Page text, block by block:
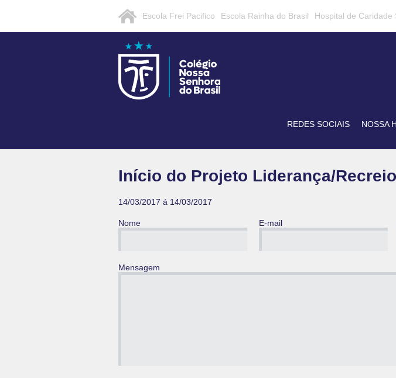
Escola Frei Pacifico Escola Rainha do Brasil Hospital de Caridade
REDES SOCIAIS NOSSA
Início do Projeto Liderança/
14/03/2017 á 14/03/2017
Nome E-mail
Mensagem